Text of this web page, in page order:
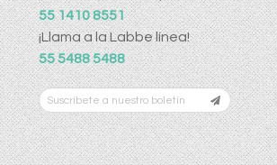
55 1410 8551
¡Llama a la Labbe línea!
55 5488 5488